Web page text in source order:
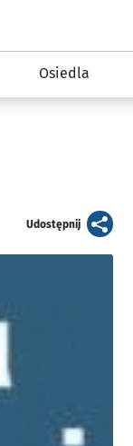
Osiedla
Udostępnijartykuł